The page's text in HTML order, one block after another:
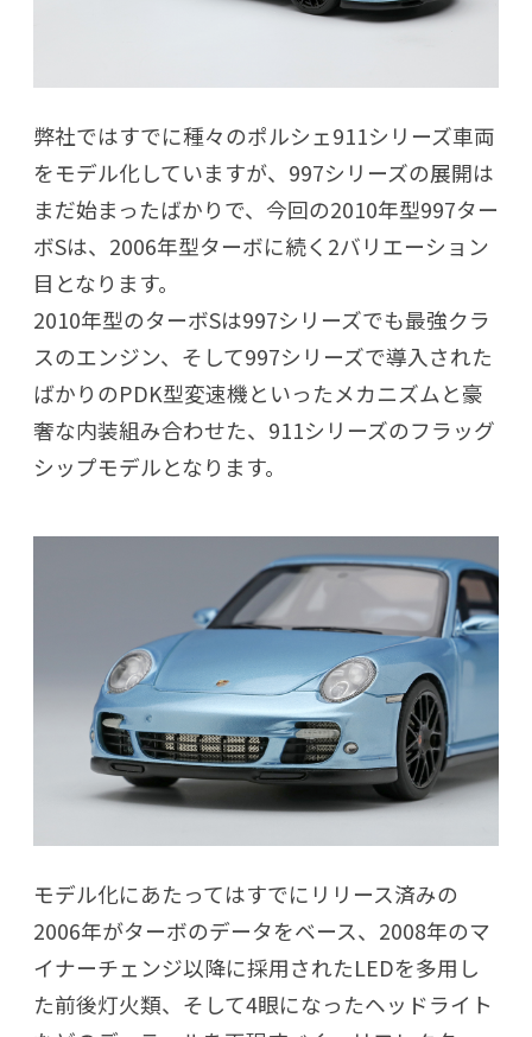
弊社ではすでに種々のポルシェ911シリーズ車両
をモデル化していますが、997シリーズの展開は
まだ始まったばかりで、今回の2010年型997ター
ボSは、2006年型ターボに続く2バリエーション
目となります。
2010年型のターボSは997シリーズでも最強クラ
スのエンジン、そして997シリーズで導入された
ばかりのPDK型変速機といったメカニズムと豪
奢な内装組み合わせた、911シリーズのフラッグ
シップモデルとなります。
モデル化にあたってはすでにリリース済みの
2006年がターボのデータをベース、2008年のマ
イナーチェンジ以降に採用されたLEDを多用し
た前後灯火類、そして4眼になったヘッドライト